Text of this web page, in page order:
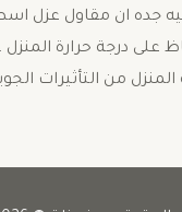
جده ان مقاول عزل
على درجة حرارة
من التأثيرات